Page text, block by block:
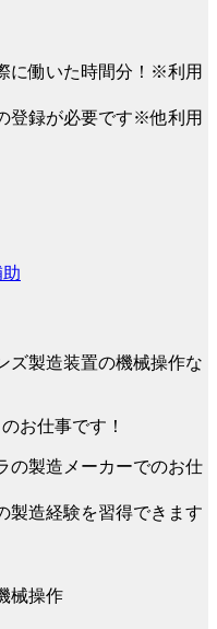
に働いた時間分！※利用
登録が必要です※他利用
製造装置の機械操作な
お仕事です！
の製造メーカーでのお仕
製造経験を習得できます
械操作